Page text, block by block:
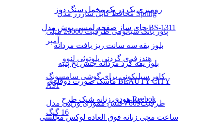
محافظ کابل شارژر مدل Spring
پاور بانک شیائومی ظرفیت 20000 میلی
آمپر
هندزفری گردنی بلوتوثی لنوو
کاور سیلیکونی برای گوشی سامسونگ
A51
فلش مموری وریتی مدلV809ظرفیت
16 گیگ
رومیزی یک در یک مخمل سنگ دوز
چای ساز صفحه لمسی بوش مدل BS-1311
بلوز یقه سه سانت ریز بافت مردانه
بلوز یقه گرد مردانه جنس نخ پنبه
ماسک صورت دوقلوی BEAUTY CITY
هودی زنانه شیک طرح Reebok
ساعت مچی زنانه فوق العاده لوکس مجلسی